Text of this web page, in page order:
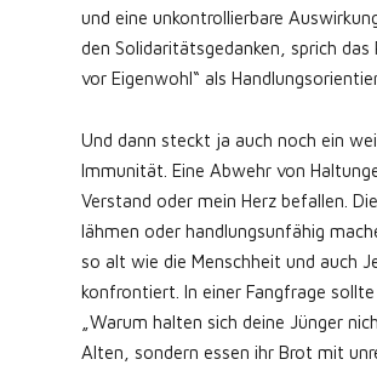
und eine unkontrollierbare
den Solidaritätsgedanken, sprich
vor Eigenwohl“ als
Und dann steckt ja auch noch ein
Immunität. Eine Abwehr von
Verstand oder mein Herz befallen.
lähmen oder handlungsunfähig
so alt wie die Menschheit und auch
konfrontiert. In einer Fangfrage
„Warum halten sich deine Jünger
Alten, sondern essen ihr Brot mit